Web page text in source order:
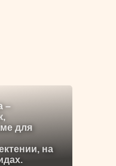
–
для
на